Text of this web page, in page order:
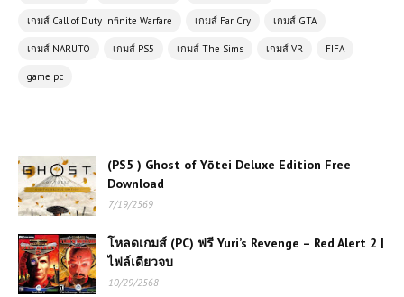
Download
(PC) Kingdom Come Deliverance
| Free Download
(PC) Far Cry 4 | Free
Download
เกมส์ Call of Duty Infinite Warfare เกมส์ Far Cry เกมส์ GTA
เกมส์ NARUTO เกมส์ PS5 เกมส์ The Sims เกมส์ VR FIFA
game pc
(PS5 ) Ghost of Yōtei Deluxe Edition Free
Download
7/19/2569
โหลดเกมส์ (PC) ฟรี Yuri’s Revenge – Red Alert 2 |
ไฟล์เดียวจบ
10/29/2568